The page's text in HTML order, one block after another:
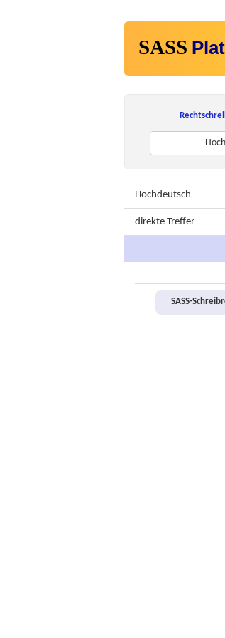
SASS
Hochdeutsch
direkte Treffer
SASS-